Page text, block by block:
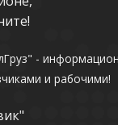
-
и рабочими!